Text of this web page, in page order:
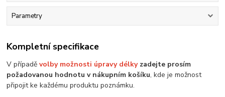
Parametry
Kompletní specifikace
V případěvolby možnosti úpravy délkyzadejte prosím
požadovanou hodnotu v nákupním košíku, kde je možnost
připojit ke každému produktu poznámku.